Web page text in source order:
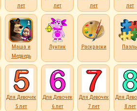
лет
лет
лет
лет
Маша и
Медведь
Лунтик Раскраски Пазлы
Для Девочек
5 лет
Для Девочек
6 лет
Для Девочек
7 лет
Для
8 лет